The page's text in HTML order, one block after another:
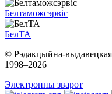
Белтаможсэрвіс
БелТА
© Рэдакцыйна-
1998–2026
Электронны зварот